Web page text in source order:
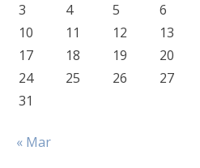
3
4 5 6
10
11 12 13
17
18 19 20
24
25 26 27
31
« Mar